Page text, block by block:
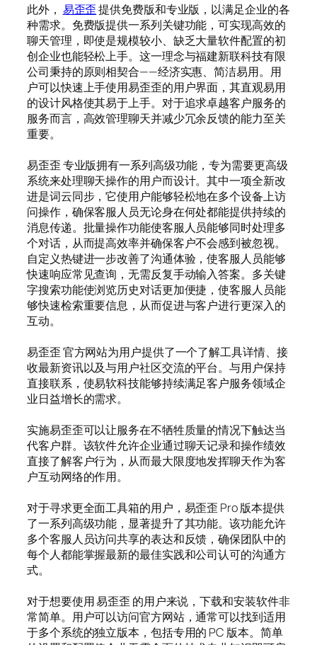
此外， 易歪歪提供免费版和专业版，以满足企业的各
种需求。免费版提供一系列关键功能，可实现高效的
聊天管理，即使是规模较小、缺乏大量软件配置的初
创企业也能轻松上手。这一理念与福建新联科技有限
公司秉持的原则相契合——经济实惠、简洁易用。用
户可以快速上手使用易歪歪的用户界面，其直观易用
的设计风格使其易于上手。对于追求卓越客户服务的
服务而言，高效管理聊天并减少冗余反馈的能力至关
重要。
易歪歪 专业版拥有一系列高级功能，专为需要更高级
系统来处理聊天操作的用户而设计。其中一项全新改
进是词云同步，它使用户能够轻松地在多个设备上访
问操作，确保客服人员无论身在何处都能提供持续的
消息传递。批量操作功能使客服人员能够同时处理多
个对话，从而提高效率并确保客户不会感到被忽视。
自定义热键进一步改善了沟通体验，使客服人员能够
快速响应常见查询，无需反复手动输入答案。多关键
字搜索功能使浏览历史对话更加便捷，使客服人员能
够快速检索重要信息，从而促进与客户进行更深入的
互动。
易歪歪 官方网站为用户提供了一个了解工具详情、接
收最新资讯以及与用户社区交流的平台。与用户保持
直接联系，使易软科技能够持续满足客户服务领域企
业日益增长的需求。
实施易歪歪可以让服务在不牺牲质量的情况下触达当
代客户群。该软件允许企业通过聊天记录和操作绩效
直接了解客户行为，从而最大限度地发挥聊天作为客
户互动网络的作用。
对于寻求更全面工具箱的用户，易歪歪 Pro 版本提供
了一系列高级功能，显著提升了其功能。该功能允许
多个客服人员访问共享的表达和反馈，确保团队中的
每个人都能掌握最新的最佳实践和公司认可的沟通方
式。
对于想要使用 易歪歪 的用户来说，下载和安装软件非
常简单。用户可以访问官方网站，通常可以找到适用
于多个系统的独立版本，包括专用的 PC 版本。简单